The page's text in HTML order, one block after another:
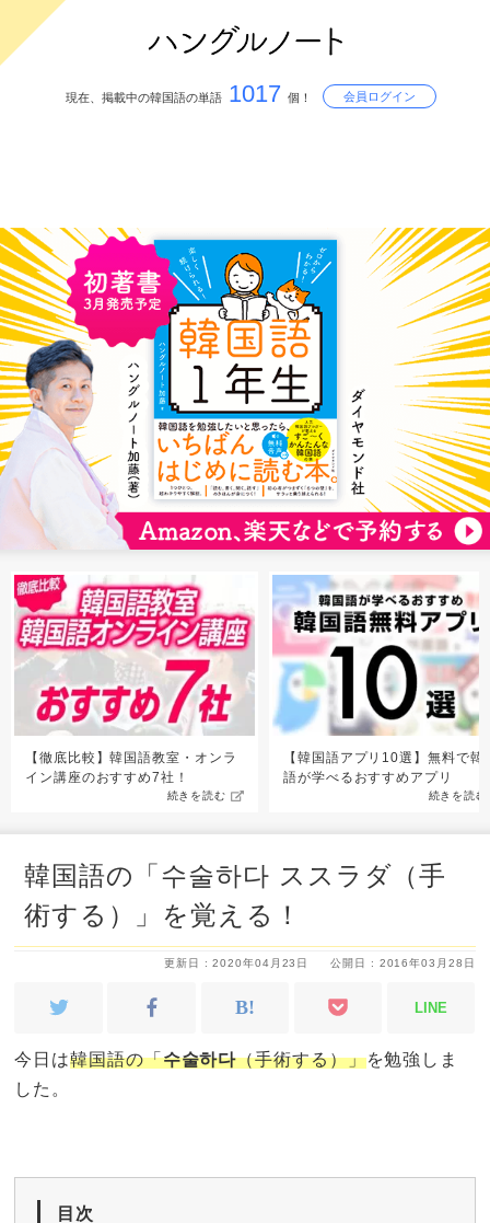
現在、掲載中の韓国語の単語 1017 個！ 会員ログイン
【徹底比較】韓国語教室・オンラ
イン講座のおすすめ7社！
続きを読む
【韓国語アプリ10選】無料で韓
語が学べるおすすめアプリ
続きを読む
韓国語の「수술하다 ススラダ（手
術する）」を覚える！
公開日 : 2016年03月28日
更新日 : 2020年04月23日
LINE
今日は韓国語の「수술하다（手術する）」を勉強しま
した。
目次